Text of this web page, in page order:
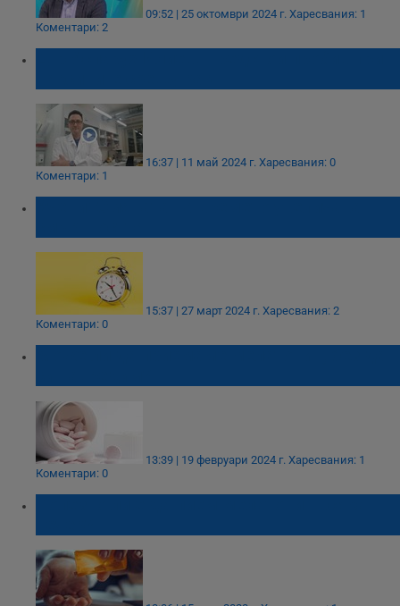
09:52 | 25 октомври 2024 г. Харесвания: 1
Коментари: 2
16:37 | 11 май 2024 г. Харесвания: 0
Коментари: 1
15:37 | 27 март 2024 г. Харесвания: 2
Коментари: 0
13:39 | 19 февруари 2024 г. Харесвания: 1
Коментари: 0